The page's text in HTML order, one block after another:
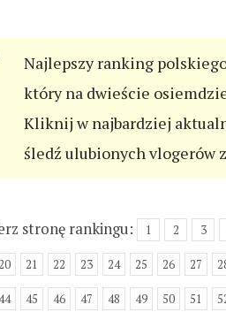
Najlepszy ranking
który na dwieście
Kliknij w najbardziej
śledź ulubionych vlogerów
stronę rankingu: 1 2 3
20 21 22 23 24 25 26 27
44 45 46 47 48 49 50 51